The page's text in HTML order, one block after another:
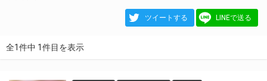
ツイートする LINEで送る
全1件中 1件目を表示